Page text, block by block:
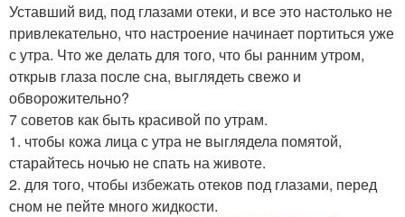
Уставший вид, под глазами отеки, и все это настолько не
привлекательно, что настроение начинает портиться уже
с утра. Что же делать для того, что бы ранним утром,
открыв глаза после сна, выглядеть свежо и
обворожительно?
7 советов как быть красивой по утрам.
1. чтобы кожа лица с утра не выглядела помятой,
старайтесь ночью не спать на животе.
2. для того, чтобы избежать отеков под глазами, перед
сном не пейте много жидкости.